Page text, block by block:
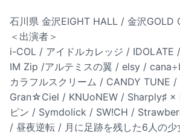
石川県 金沢EIGHT HALL / 金沢GOLD
＜出演者＞
i-COL / アイドルカレッジ / IDOLATE
IM Zip /アルテミスの翼 / elsy /
カラフルスクリーム / CANDY TUNE /
Gran☆Ciel / KNUoNEW / Sharply♯
ピン / Symdolick / SW!CH /
/ 昼夜逆転 / 月に足跡を残した6人の少